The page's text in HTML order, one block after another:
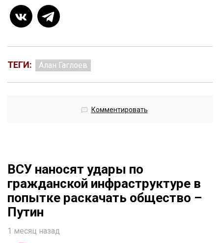
ТЕГИ: Алан Гаглоев
Комментировать
ВСУ наносят удары по
гражданской инфраструктуре в
попытке раскачать общество –
Путин
1 месяц назад